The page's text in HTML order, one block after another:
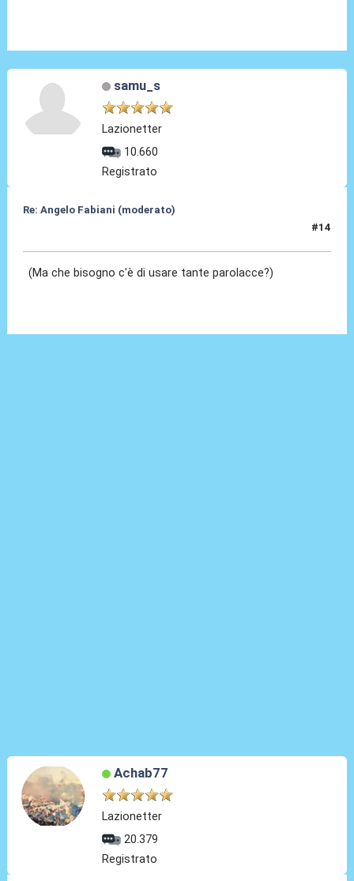
samu_s
Lazionetter
10.660
Registrato
Re: Angelo Fabiani (moderato)
#14
(Ma che bisogno c'è di usare tante parolacce?)
Achab77
Lazionetter
20.379
Registrato